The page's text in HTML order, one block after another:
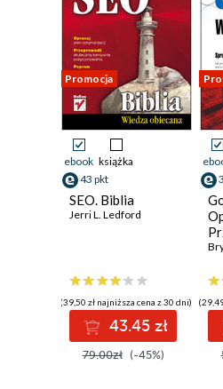
Promocja
ebook książka
43 pkt
SEO. Biblia
Jerri L. Ledford
(39,50 zł najniższa cena z 30 dni)
43.45 zł
79.00zł (-45%)